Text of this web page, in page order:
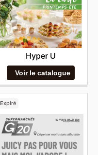
Hyper U
Voir le catalogue
Expiré